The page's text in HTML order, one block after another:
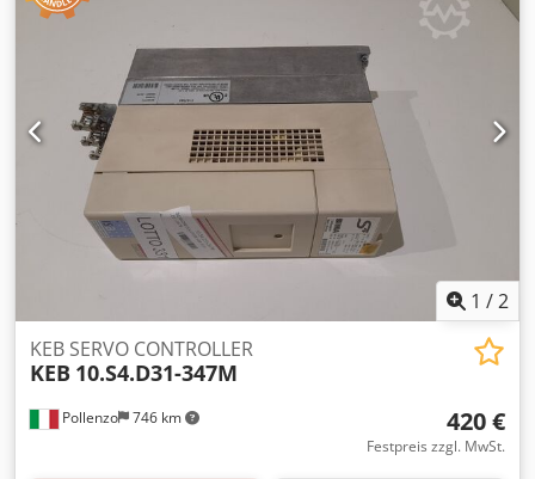
46X39X27 Dcsdpfoyk D Hnjx Akajk
1 /2
Pollenzo 746 km
KEB SERVO CONTROLLER
KEB 10.S4.D31-347M
420 €
Festpreis zzgl. MwSt.